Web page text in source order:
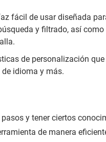
fácil de usar diseñada
y filtrado, así
de personalización
idioma y más.
y tener ciertos
de manera